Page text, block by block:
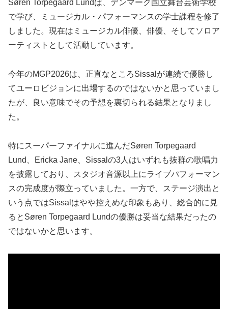
Søren Torpegaard Lundは、デンマーク国立舞台芸術学校
で学び、ミュージカル・パフォーマンスの学士課程を修了
しました。現在はミュージカル俳優、俳優、そしてソロア
ーティストとして活動しています。
今年のMGP2026は、正直なところSissalが連続で優勝し
てユーロビジョンに出場するのではないかと思っていまし
たが、良い意味でその予想を裏切られる結果となりまし
た。
特にスーパーファイナルに進んだSøren Torpegaard
Lund、Ericka Jane、Sissalの3人はいずれも抜群の歌唱力
を披露しており、スタジオ音源以上にライブパフォーマン
スの完成度が際立っていました。一方で、ステージ演出と
いう点ではSissalはやや控えめな印象もあり、総合的に見
るとSøren Torpegaard Lundの優勝は妥当な結果だったの
ではないかと思います。